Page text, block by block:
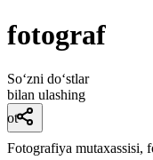
fotograf
So‘zni do‘stlar
bilan ulashing
ot
Fotografiya mutaxassisi,